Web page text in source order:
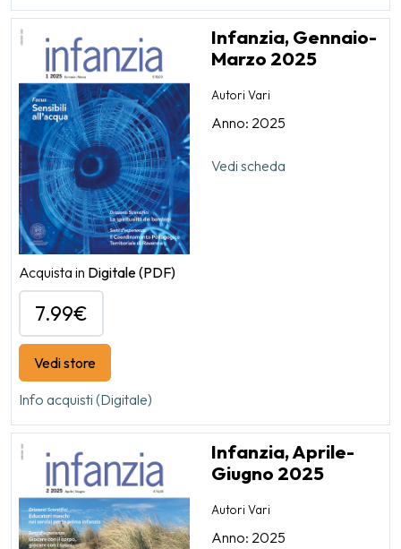
Infanzia, Gennaio-
Marzo 2025
Autori Vari
Anno: 2025
Vedi scheda
Acquista in Digitale(PDF)
7.99€
Vedi store
Info acquisti (Digitale)
Infanzia, Aprile-
Giugno 2025
Autori Vari
Anno: 2025